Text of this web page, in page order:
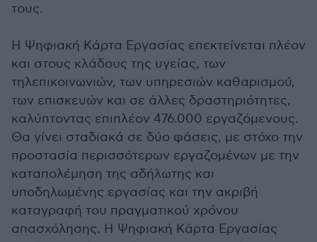
τους.
Η Ψηφιακή Κάρτα Εργασίας επεκτείνεται πλέον
και στους κλάδους της υγείας, των
τηλεπικοινωνιών, των υπηρεσιών καθαρισμού,
των επισκευών και σε άλλες δραστηριότητες,
καλύπτοντας επιπλέον 476.000 εργαζόμενους.
Θα γίνει σταδιακά σε δύο φάσεις, με στόχο την
προστασία περισσότερων εργαζομένων με την
καταπολέμηση της αδήλωτης και
υποδηλωμένης εργασίας και την ακριβή
καταγραφή του πραγματικού χρόνου
απασχόλησης. Η Ψηφιακή Κάρτα Εργασίας